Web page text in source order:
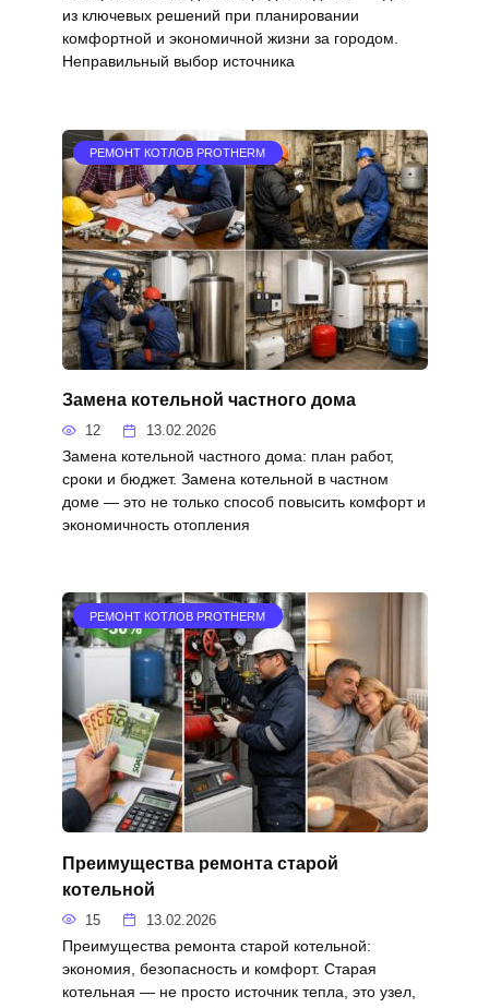
из ключевых решений при планировании
комфортной и экономичной жизни за городом.
Неправильный выбор источника
РЕМОНТ КОТЛОВ PROTHERM
Замена котельной частного дома
12 13.02.2026
Замена котельной частного дома: план работ,
сроки и бюджет. Замена котельной в частном
доме — это не только способ повысить комфорт и
экономичность отопления
РЕМОНТ КОТЛОВ PROTHERM
Преимущества ремонта старой
котельной
15 13.02.2026
Преимущества ремонта старой котельной:
экономия, безопасность и комфорт. Старая
котельная — не просто источник тепла, это узел,